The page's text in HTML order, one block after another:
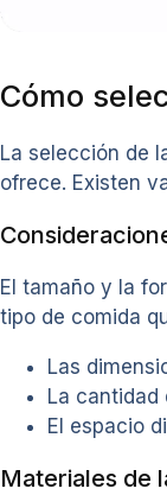
Cómo
La selección de
ofrece. Existen
El tamaño y la
tipo de comida
Las
La cantidad
El espacio
Materiales de